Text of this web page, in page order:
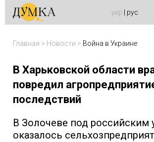
укр рус
Главная > Новости > Война в Украине
В Харьковской области
повредил
последствий
В Золочеве под российским
оказалось